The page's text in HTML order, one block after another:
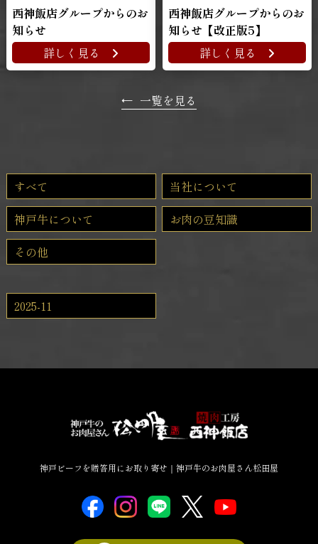
西神飯店グループからのお
知らせ
詳しく見る
西神飯店グループからのお
知らせ【改正版5】
詳しく見る
← 一覧を見る
すべて
当社について
神戸牛について
お肉の豆知識
その他
2025-11
神戸ビーフを贈答用にお取り寄せ｜神戸牛のお肉屋さん松田屋